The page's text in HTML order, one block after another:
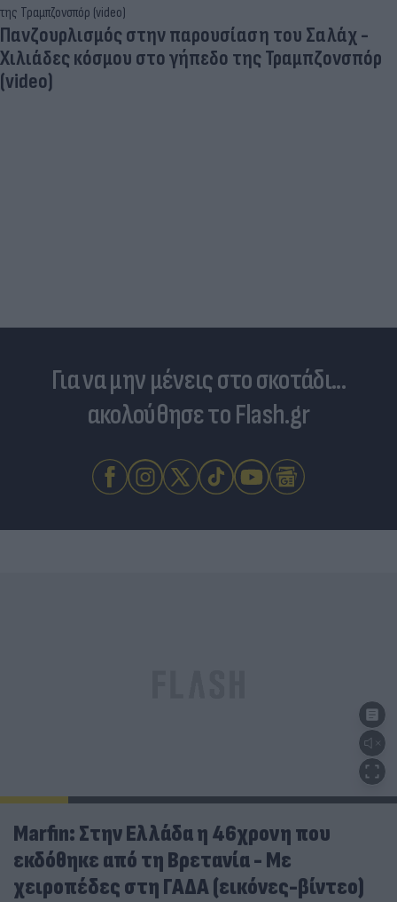
Πανζουρλισμός στην παρουσίαση του Σαλάχ -
Χιλιάδες κόσμου στο γήπεδο της Τραμπζονσπόρ
(video)
Για να μην μένεις στο σκοτάδι...
ακολούθησε το Flash.gr
Marfin: Στην Ελλάδα η 46χρονη που
εκδόθηκε από τη Βρετανία - Με
χειροπέδες στη ΓΑΔΑ (εικόνες-βίντεο)